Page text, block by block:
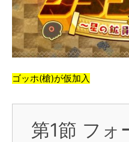
ゴッホ(槍)が仮加入
第1節 フォ